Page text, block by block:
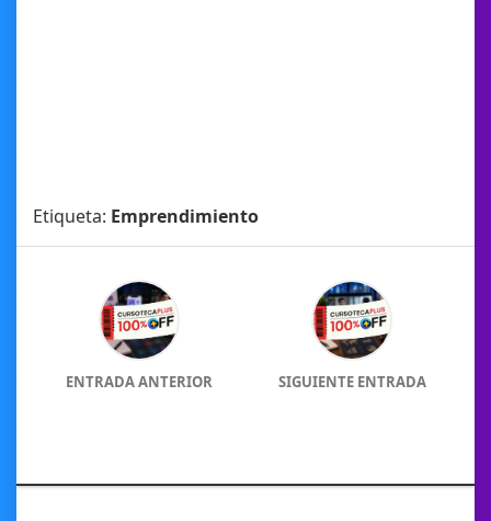
Etiqueta: Emprendimiento
ENTRADA ANTERIOR SIGUIENTE ENTRADA